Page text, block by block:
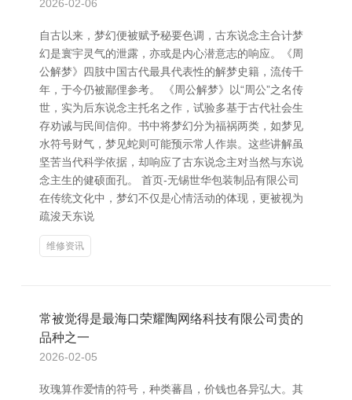
2026-02-06
自古以来，梦幻便被赋予秘要色调，古东说念主合计梦
幻是寰宇灵气的泄露，亦或是内心潜意志的响应。《周
公解梦》四肢中国古代最具代表性的解梦史籍，流传千
年，于今仍被鄙俚参考。 《周公解梦》以“周公”之名传
世，实为后东说念主托名之作，试验多基于古代社会生
存劝诫与民间信仰。书中将梦幻分为福祸两类，如梦见
水符号财气，梦见蛇则可能预示常人作祟。这些讲解虽
坚苦当代科学依据，却响应了古东说念主对当然与东说
念主生的健硕面孔。 首页-无锡世华包装制品有限公司
在传统文化中，梦幻不仅是心情活动的体现，更被视为
疏浚天东说
维修资讯
常被觉得是最海口荣耀陶网络科技有限公司贵的
品种之一
2026-02-05
玫瑰算作爱情的符号，种类蕃昌，价钱也各异弘大。其